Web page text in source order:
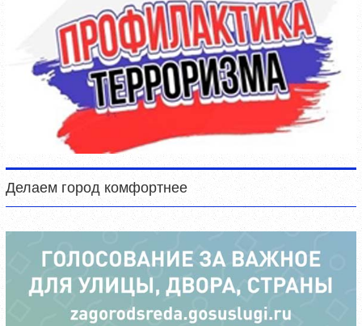
Делаем город комфортнее